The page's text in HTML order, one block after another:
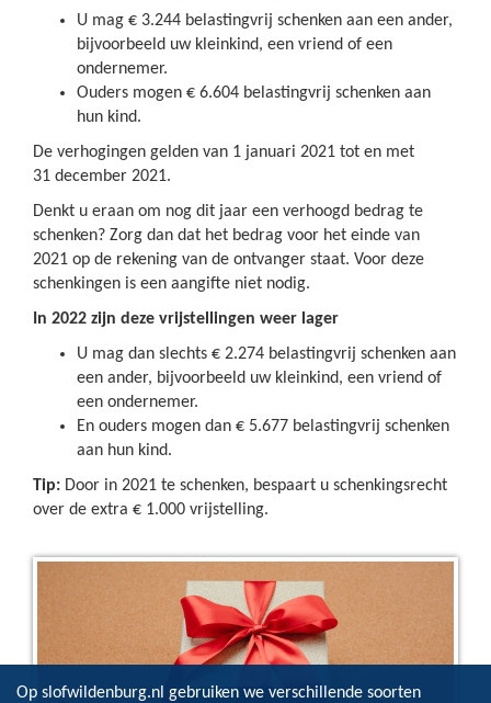
U mag € 3.244 belastingvrij schenken aan een ander,
bijvoorbeeld uw kleinkind, een vriend of een
ondernemer.
Ouders mogen € 6.604 belastingvrij schenken aan
hun kind.
De verhogingen gelden van 1 januari 2021 tot en met
31 december 2021.
Denkt u eraan om nog dit jaar een verhoogd bedrag te
schenken? Zorg dan dat het bedrag voor het einde van
2021 op de rekening van de ontvanger staat. Voor deze
schenkingen is een aangifte niet nodig.
In 2022 zijn deze vrijstellingen weer lager
U mag dan slechts € 2.274 belastingvrij schenken aan
een ander, bijvoorbeeld uw kleinkind, een vriend of
een ondernemer.
En ouders mogen dan € 5.677 belastingvrij schenken
aan hun kind.
Tip: Door in 2021 te schenken, bespaart u schenkingsrecht
over de extra € 1.000 vrijstelling.
Op slofwildenburg.nl gebruiken we verschillende soorten